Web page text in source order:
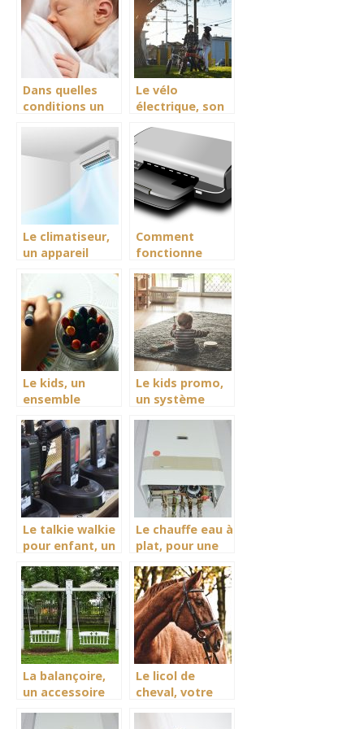
Dans quelles
conditions un
Le vélo
électrique, son
Le climatiseur,
un appareil
température en
intersaison.
Comment
fonctionne
photo portable
?
Le kids, un
ensemble
pour un
excellent
divertissement
des enfants.
Le kids promo,
un système
pour les achats
des accessoires
de
divertissement
pour enfants.
Le talkie walkie
pour enfant, un
communication
pour les
enfants fan de
jeu d’aventure
Le chauffe eau à
plat, pour une
contrôle en eau
quotidiennement.
La balançoire,
un accessoire
et
Le licol de
cheval, votre